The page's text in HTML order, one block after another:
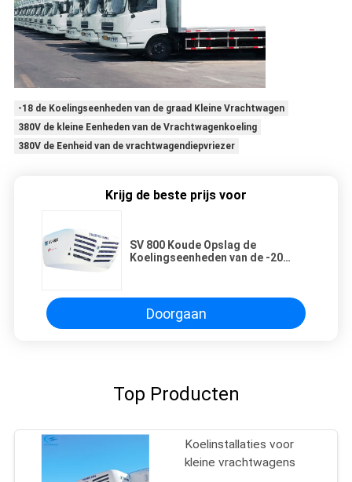
-18 de Koelingseenheden van de graad Kleine Vrachtwagen
380V de kleine Eenheden van de Vrachtwagenkoeling
380V de Eenheid van de vrachtwagendiepvriezer
Krijg de beste prijs voor
SV 800 Koude Opslag de
Koelingseenheden van de -20
Doorgaan
Top Producten
Koelinstallaties voor
kleine vrachtwagens